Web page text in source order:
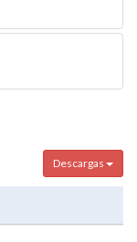
Descargas